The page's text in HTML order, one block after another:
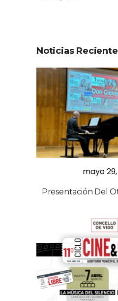
Noticias
mayo
Presentación Del